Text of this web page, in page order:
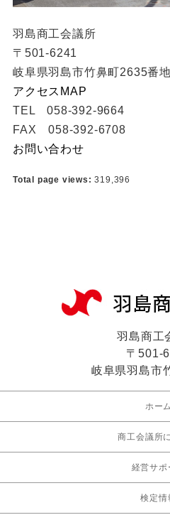
羽島商工会議所
〒501-6241
岐阜県羽島市竹鼻町2635番地
アクセスMAP
TEL 058-392-9664
FAX 058-392-6708
お問い合わせ
Total page views:319,396
羽島商工
〒501-
岐阜県羽島市
ホーム
商工会議所
経営サポ
検定情